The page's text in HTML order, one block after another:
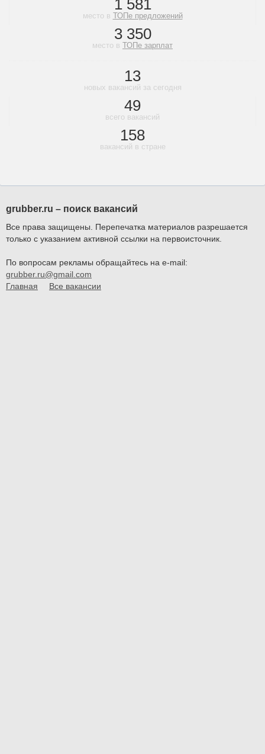
1 581
место в ТОПе предложений
3 350
место в ТОПе зарплат
13
новых вакансий за сегодня
49
всего вакансий
158
вакансий в стране
grubber.ru – поиск вакансий
Все права защищены. Перепечатка материалов разрешается
только с указанием активной ссылки на первоисточник.
По вопросам рекламы обращайтесь на e-mail:
grubber.ru@gmail.com
Главная
Все вакансии